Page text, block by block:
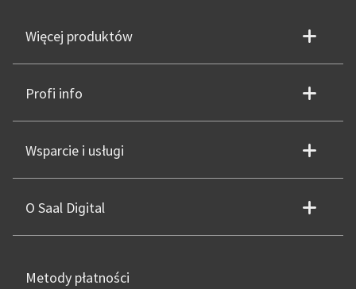
Więcej produktów
Profi info
Wsparcie i usługi
O Saal Digital
Metody płatności